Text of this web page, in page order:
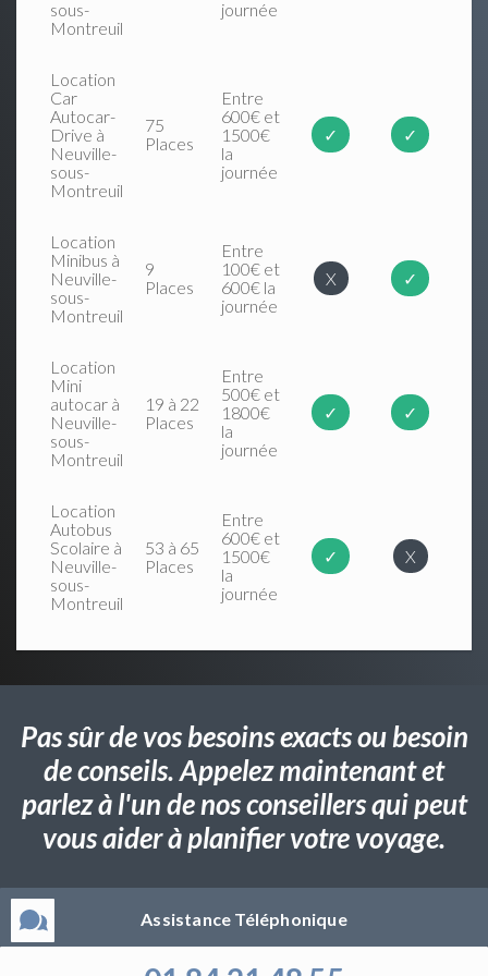
sous-
Montreuil
journée
Location
Car
Autocar-
Drive à
Neuville-
sous-
Montreuil
75
Places
Entre
600€ et
1500€
la
journée
✓ ✓
Location
Minibus à
Neuville-
sous-
Montreuil
9
Places
Entre
100€ et
600€ la
journée
X ✓
Location
Mini
autocar à
Neuville-
sous-
Montreuil
19 à 22
Places
Entre
500€ et
1800€
la
journée
✓ ✓
Location
Autobus
Scolaire à
Neuville-
sous-
Montreuil
53 à 65
Places
Entre
600€ et
1500€
la
journée
✓ X
Pas sûr de vos besoins exacts ou besoin
de conseils. Appelez maintenant et
parlez à l'un de nos conseillers qui peut
vous aider à planifier votre voyage.
Assistance Téléphonique